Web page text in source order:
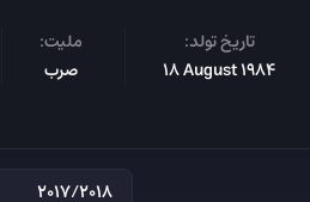
تاریخ تولد:
18 August 1984
ملیت:
صرب